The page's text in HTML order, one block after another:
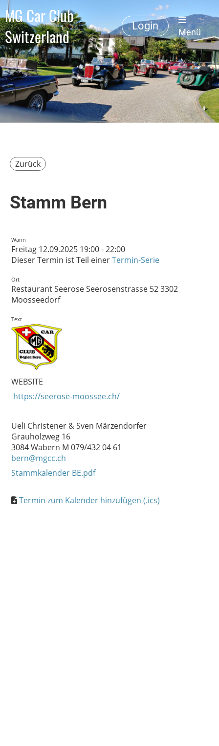
MG Car Club
Switzerland
Login
Menü
Zurück
Stamm Bern
Wann
Freitag 12.09.2025 19:00 - 22:00
Dieser Termin ist Teil einerTermin-Serie
Ort
Restaurant Seerose Seerosenstrasse 52 3302
Moosseedorf
Text
WEBSITE
https://seerose-moossee.ch/
Ueli Christener & Sven Märzendorfer
Grauholzweg 16
3084 Wabern M 079/432 04 61
bern@mgcc.ch
Stammkalender BE.pdf
Termin zum Kalender hinzufügen (.ics)